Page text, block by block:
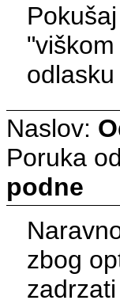
Naslov:
Poruka
podne
zbog